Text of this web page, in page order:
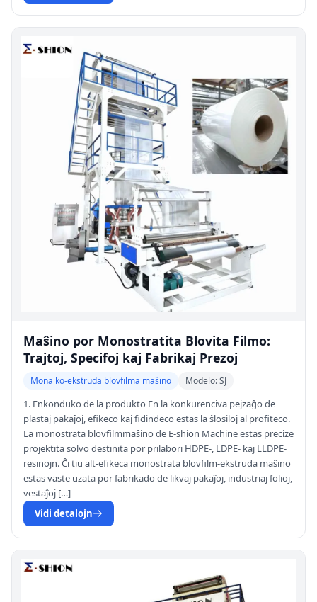
Maŝino por Monostratita Blovita Filmo:
Trajtoj, Specifoj kaj Fabrikaj Prezoj
Mona ko-ekstruda blovfilma maŝino Modelo: SJ
1. Enkonduko de la produkto En la konkurenciva pejzaĝo de
plastaj pakaĵoj, efikeco kaj fidindeco estas la ŝlosiloj al profiteco.
La monostrata blovfilmmaŝino de E-shion Machine estas precize
projektita solvo destinita por prilabori HDPE-, LDPE- kaj LLDPE-
resinojn. Ĉi tiu alt-efikeca monostrata blovfilm-ekstruda maŝino
estas vaste uzata por fabrikado de likvaj pakaĵoj, industriaj folioj,
vestaĵoj […]
Vidi detalojn